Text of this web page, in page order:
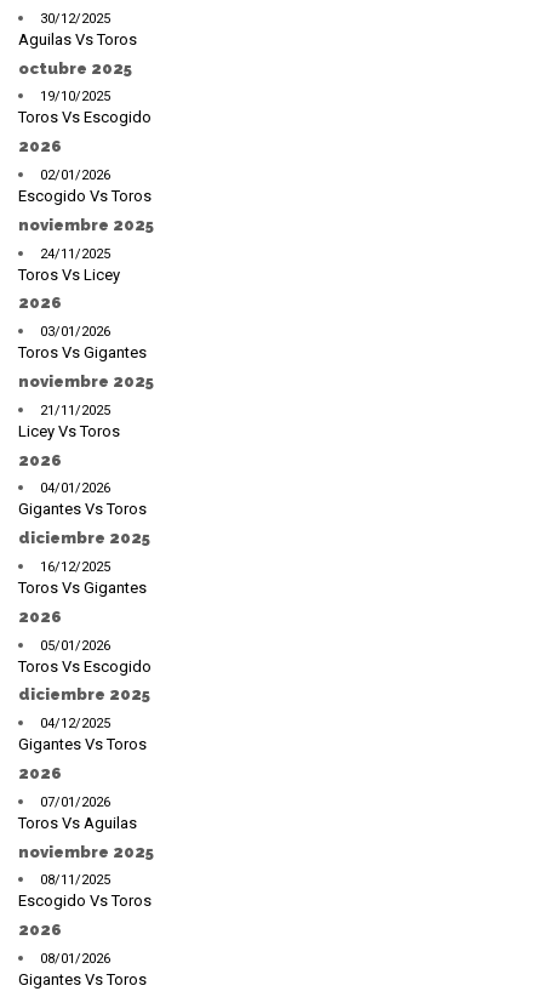
30/12/2025
Aguilas Vs Toros
octubre 2025
19/10/2025
Toros Vs Escogido
2026
02/01/2026
Escogido Vs Toros
noviembre 2025
24/11/2025
Toros Vs Licey
2026
03/01/2026
Toros Vs Gigantes
noviembre 2025
21/11/2025
Licey Vs Toros
2026
04/01/2026
Gigantes Vs Toros
diciembre 2025
16/12/2025
Toros Vs Gigantes
2026
05/01/2026
Toros Vs Escogido
diciembre 2025
04/12/2025
Gigantes Vs Toros
2026
07/01/2026
Toros Vs Aguilas
noviembre 2025
08/11/2025
Escogido Vs Toros
2026
08/01/2026
Gigantes Vs Toros